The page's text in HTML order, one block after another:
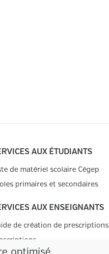
AUX ÉTUDIANTS
de matériel scolaire Cégep
primaires et secondaires
AUX ENSEIGNANTS
de création de prescriptions